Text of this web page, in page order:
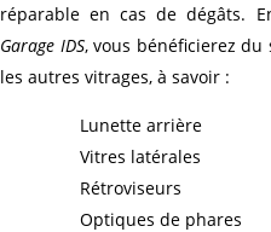
réparable en cas de dégâts.
Garage IDS, vous bénéficierez
les autres vitrages, à savoir :
Lunette arrière
Vitres latérales
Rétroviseurs
Optiques de phares